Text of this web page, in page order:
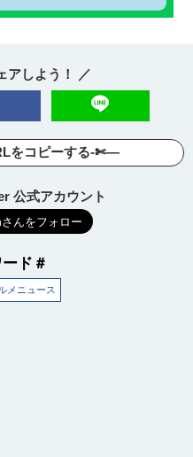
アしよう！ ／
をコピーする-✄—
公式アカウント
ド＃
メニュース